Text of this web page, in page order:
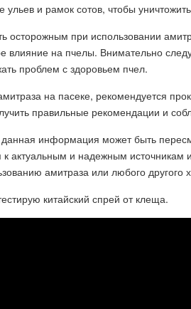
ульев и рамок сотов, чтобы
осторожным при использовании
влияние на пчелы. Внимательно
проблем с здоровьем пчел.
на пасеке, рекомендуется
правильные рекомендации и
информация может быть
к актуальным и надежным
амитраза или любого другого
китайский спрей от клеща.